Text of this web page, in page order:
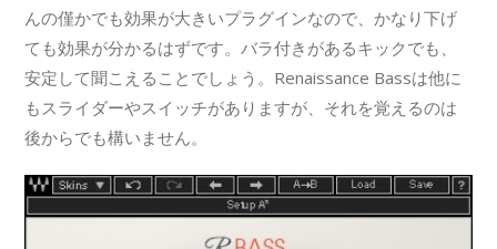
んの僅かでも効果が大きいプラグインなので、かなり下げ
ても効果が分かるはずです。バラ付きがあるキックでも、
安定して聞こえることでしょう。Renaissance Bassは他に
もスライダーやスイッチがありますが、それを覚えるのは
後からでも構いません。